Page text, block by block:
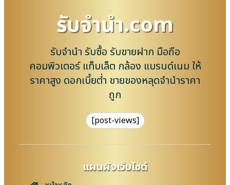
รับจํานํา.com
รับจำนำ รับซื้อ รับขายฝาก มือถือ
คอมพิวเตอร์ แท็บเล็ต กล้อง แบรนด์เนม ให้
ราคาสูง ดอกเบี้ยต่ำ ขายของหลุดจำนำราคา
ถูก
[post-views]
แผนผังเว็บไซต์